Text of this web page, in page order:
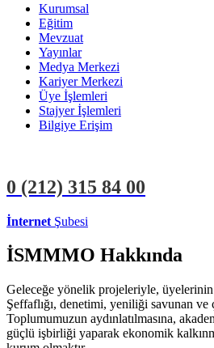
Kurumsal
Eğitim
Mevzuat
Yayınlar
Medya Merkezi
Kariyer Merkezi
Üye İşlemleri
Stajyer İşlemleri
Bilgiye Erişim
0 (212) 315 84 00
İnternet Şubesi
İSMMMO Hakkında
Geleceğe yönelik projeleriyle,
Şeffaflığı, denetimi, yeniliği savunan ve
Toplumumuzun aydınlatılmasına,
güçlü işbirliği yaparak ekonomik